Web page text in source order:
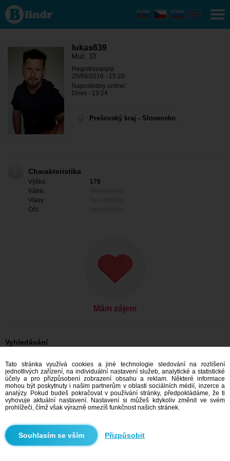
lukas639 -
On hledá
někoho
Prešovský
Prešov
lukas639
Muž, 33
Registrovaný/á:
25/09/2016 - 15:20
Naposledny online:
Dnes - 13:24
Prešovský kraj - Slovensko
Charakteristika
Výška:
178
Váha:
Vlasy:
Oči:
Mám zájem
Vyhledávání
On hledá ji: Muži, 33
On hledá ji: Muži, 33 - Slovensko
On hledá ji: Muži, 33 - Prešovský kraj
On hledá ji: Muži, 33 - Prešov
Seznamka Slovensko
Seznamka Prešovský kraj
Seznamka Prešov
Doporučujeme
Tato stránka využívá cookies a jiné technologie sledování na rozlišení
jednotlivých zařízení, na individuální nastavení služeb, analytické a statistické
účely a pro přizpůsobení zobrazení obsahu a reklam. Některé informace
mohou být poskytnuty i našim partnerům v oblasti sociálních médií, inzerce a
analýzy. Pokud budeš pokračovat v používání stránky, předpokládáme, že ti
vyhovuje aktuální nastavení. Nastavení si můžeš kdykoliv změnit ve svém
prohlížeči, čímž však výrazně omezíš funkčnost našich stránek.
Přizpůsobit